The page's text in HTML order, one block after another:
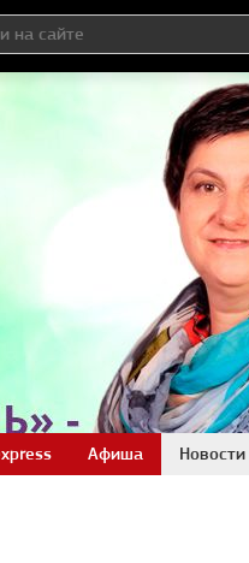
Афиша Новости